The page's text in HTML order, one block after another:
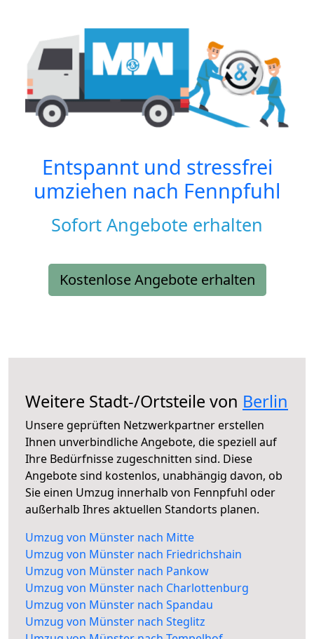
Entspannt und stressfrei
umziehen nach Fennpfuhl
Sofort Angebote erhalten
Kostenlose Angebote erhalten
Weitere Stadt-/Ortsteile von Berlin
Unsere geprüften Netzwerkpartner erstellen
Ihnen unverbindliche Angebote, die speziell auf
Ihre Bedürfnisse zugeschnitten sind. Diese
Angebote sind kostenlos, unabhängig davon, ob
Sie einen Umzug innerhalb von Fennpfuhl oder
außerhalb Ihres aktuellen Standorts planen.
Umzug von Münster nach Mitte
Umzug von Münster nach Friedrichshain
Umzug von Münster nach Pankow
Umzug von Münster nach Charlottenburg
Umzug von Münster nach Spandau
Umzug von Münster nach Steglitz